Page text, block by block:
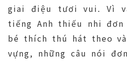
giai điệu tươi vui. Vì
tiếng Anh thiếu nhi
bé thích thú hát theo
vựng, những câu nói